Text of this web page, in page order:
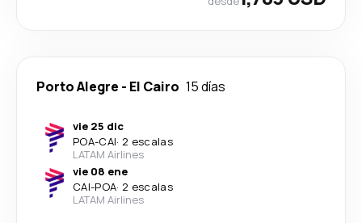
Porto Alegre - El Cairo 15 días
vie 25 dic
POA-CAI· 2 escalas
LATAM Airlines
vie 08 ene
CAI-POA· 2 escalas
LATAM Airlines